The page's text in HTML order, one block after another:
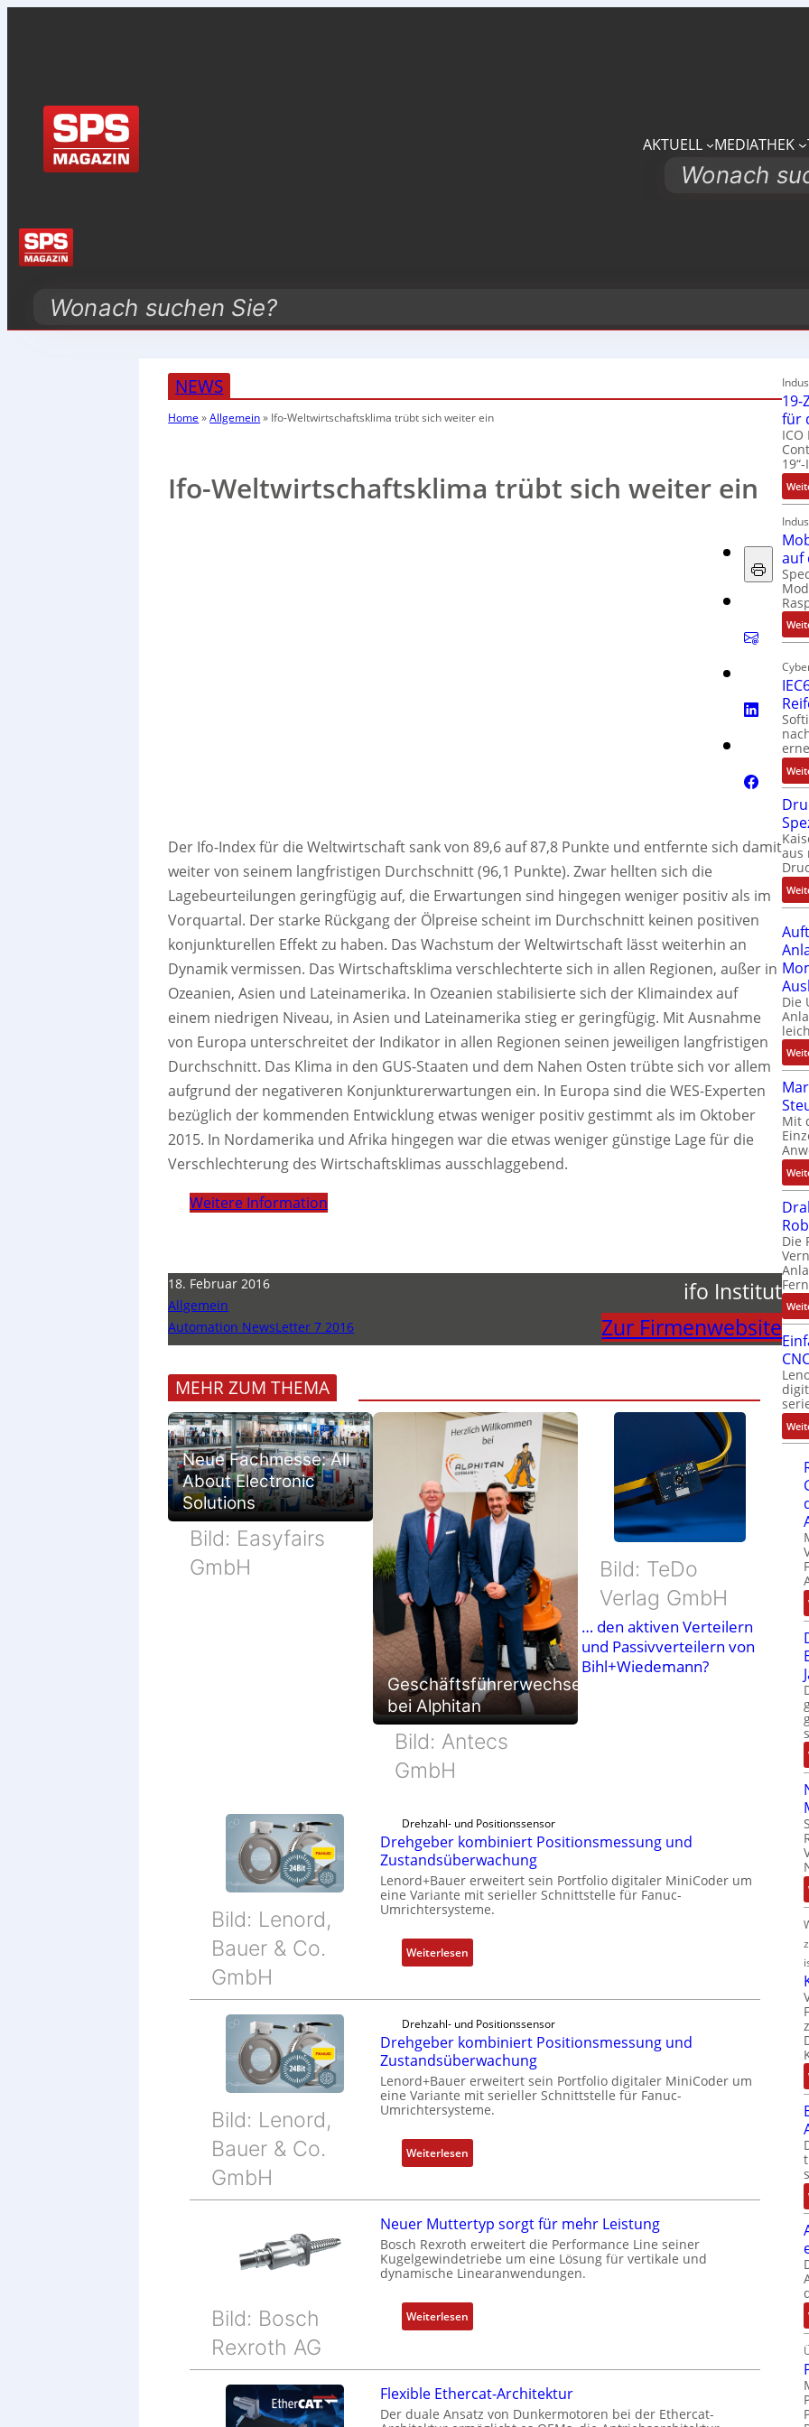
AKTUELL MEDIATHEK
Search
Search
NEWS
Home »Allgemein» Ifo-Weltwirtschaftsklima trübt sich weiter ein
Ifo-Weltwirtschaftsklima trübt sich weiter ein
Der Ifo-Index für die Weltwirtschaft sank von 89,6 auf 87,8 Punkte und entfernte sich damit
weiter von seinem langfristigen Durchschnitt (96,1 Punkte). Zwar hellten sich die
Lagebeurteilungen geringfügig auf, die Erwartungen sind hingegen weniger positiv als im
Vorquartal. Der starke Rückgang der Ölpreise scheint im Durchschnitt keinen positiven
konjunkturellen Effekt zu haben. Das Wachstum der Weltwirtschaft lässt weiterhin an
Dynamik vermissen. Das Wirtschaftsklima verschlechterte sich in allen Regionen, außer in
Ozeanien, Asien und Lateinamerika. In Ozeanien stabilisierte sich der Klimaindex auf
einem niedrigen Niveau, in Asien und Lateinamerika stieg er geringfügig. Mit Ausnahme
von Europa unterschreitet der Indikator in allen Regionen seinen jeweiligen langfristigen
Durchschnitt. Das Klima in den GUS-Staaten und dem Nahen Osten trübte sich vor allem
aufgrund der negativeren Konjunkturerwartungen ein. In Europa sind die WES-Experten
bezüglich der kommenden Entwicklung etwas weniger positiv gestimmt als im Oktober
2015. In Nordamerika und Afrika hingegen war die etwas weniger günstige Lage für die
Verschlechterung des Wirtschaftsklimas ausschlaggebend.
Weitere Information
18. Februar 2016
Allgemein
Automation NewsLetter 7 2016
ifo Institut
Zur Firmenwebsite
MEHR ZUM THEMA
Neue Fachmesse: All
About Electronic
Solutions
Bild: Easyfairs
GmbH
Geschäftsführerwechsel
bei Alphitan
Bild: Antecs
GmbH
Bild: TeDo
Verlag GmbH
… den aktiven Verteilern
und Passivverteilern von
Bihl+Wiedemann?
Bild: Lenord,
Bauer & Co.
GmbH
Drehzahl- und Positionssensor
Drehgeber kombiniert Positionsmessung und
Zustandsüberwachung
Lenord+Bauer erweitert sein Portfolio digitaler MiniCoder um
eine Variante mit serieller Schnittstelle für Fanuc-
Umrichtersysteme.
Weiterlesen:
D
h
g
e
b
e
k
o
b
i
e
t
P
s
i
Bild: Lenord,
Bauer & Co.
GmbH
Drehzahl- und Positionssensor
Drehgeber kombiniert Positionsmessung und
Zustandsüberwachung
Lenord+Bauer erweitert sein Portfolio digitaler MiniCoder um
eine Variante mit serieller Schnittstelle für Fanuc-
Umrichtersysteme.
Weiterlesen:
D
h
g
e
e
r
b
i
Bild: Bosch
Rexroth AG
Neuer Muttertyp sorgt für mehr Leistung
Bosch Rexroth erweitert die Performance Line seiner
Kugelgewindetriebe um eine Lösung für vertikale und
dynamische Linearanwendungen.
Weiterlesen:
N
u
e
r
Flexible Ethercat-Architektur
Der duale Ansatz von Dunkermotoren bei der Ethercat-
19-
für
auf
aus
Die
Mit
Die